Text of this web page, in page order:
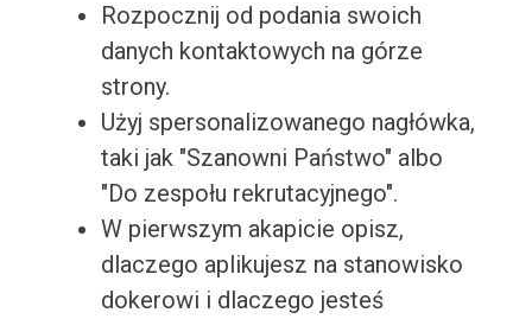
Rozpocznij od podania swoich
danych kontaktowych na górze
strony.
Użyj spersonalizowanego nagłówka,
taki jak "Szanowni Państwo" albo
"Do zespołu rekrutacyjnego".
W pierwszym akapicie opisz,
dlaczego aplikujesz na stanowisko
dokerowi i dlaczego jesteś